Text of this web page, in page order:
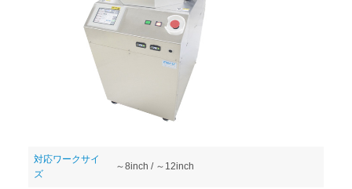
対応ワークサイ
ズ
～8inch / ～12inch